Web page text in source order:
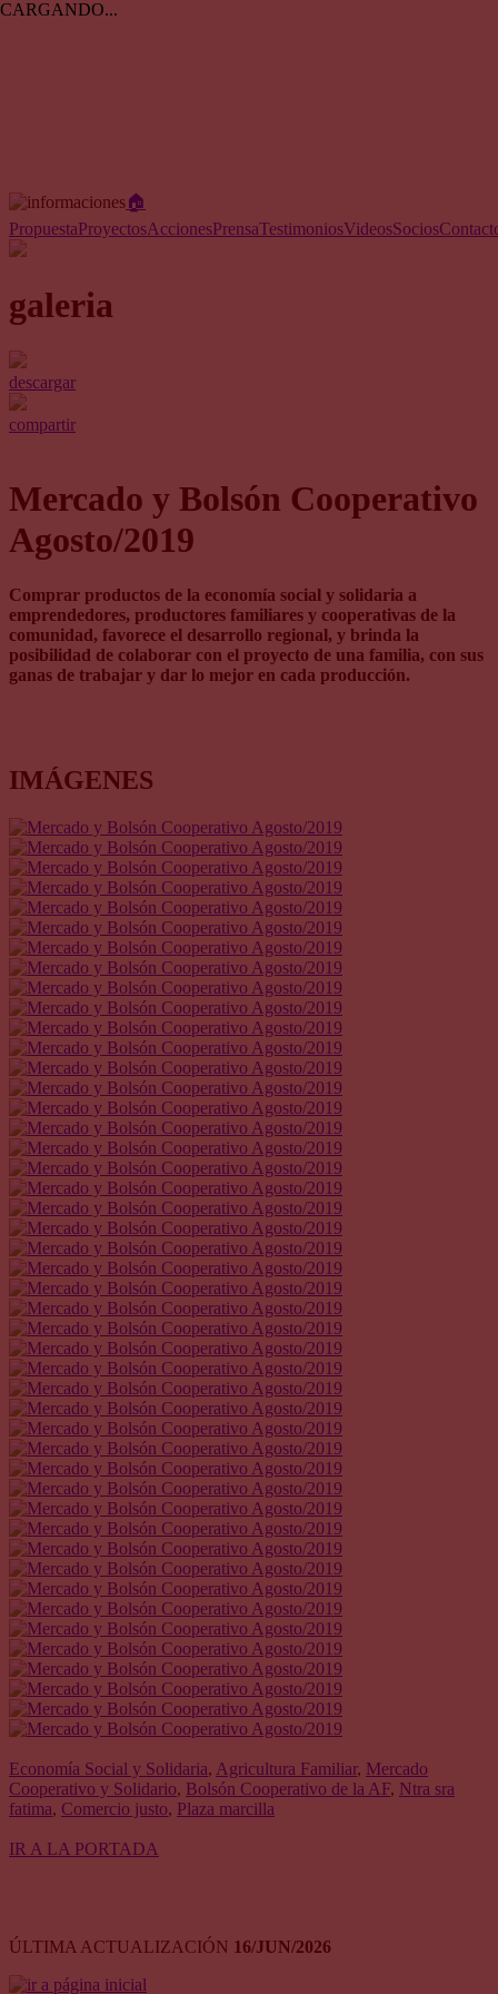
CARGANDO...
🏠︎
PropuestaProyectosAccionesPrensaTestimoniosVideosSocios
galeria
descargar
compartir
Mercado y Bolsón Cooperativo
Agosto/2019
Comprar productos de la economía social y solidaria a
emprendedores, productores familiares y cooperativas de la
comunidad, favorece el desarrollo regional, y brinda la
posibilidad de colaborar con el proyecto de una familia, con sus
ganas de trabajar y dar lo mejor en cada producción.
IMÁGENES
Economía Social y Solidaria, Agricultura Familiar, Mercado
Cooperativo y Solidario, Bolsón Cooperativo de la AF, Ntra sra
fatima, Comercio justo, Plaza marcilla
IR A LA PORTADA
ÚLTIMA ACTUALIZACIÓN 16/JUN/2026